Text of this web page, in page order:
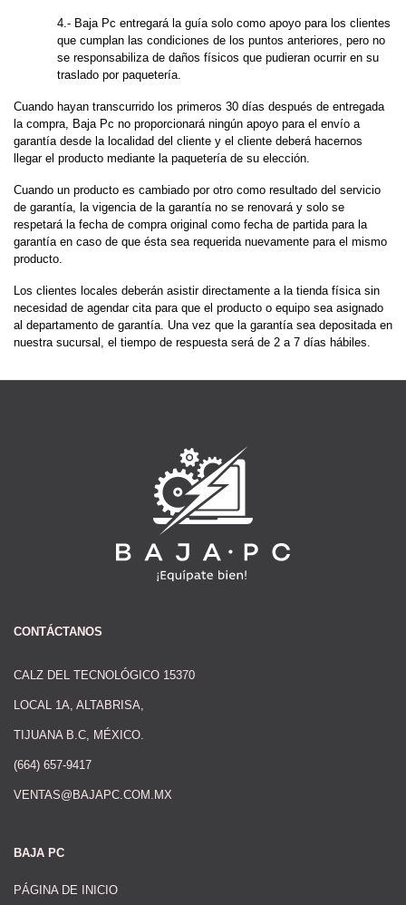
4.- Baja Pc entregará la guía solo como apoyo para los clientes
que cumplan las condiciones de los puntos anteriores, pero no
se responsabiliza de daños físicos que pudieran ocurrir en su
traslado por paquetería.
Cuando hayan transcurrido los primeros 30 días después de entregada
la compra, Baja Pc no proporcionará ningún apoyo para el envío a
garantía desde la localidad del cliente y el cliente deberá hacernos
llegar el producto mediante la paquetería de su elección.
Cuando un producto es cambiado por otro como resultado del servicio
de garantía, la vigencia de la garantía no se renovará y solo se
respetará la fecha de compra original como fecha de partida para la
garantía en caso de que ésta sea requerida nuevamente para el mismo
producto.
Los clientes locales deberán asistir directamente a la tienda física sin
necesidad de agendar cita para que el producto o equipo sea asignado
al departamento de garantía. Una vez que la garantía sea depositada en
nuestra sucursal, el tiempo de respuesta será de 2 a 7 días hábiles.
CONTÁCTANOS
CALZ DEL TECNOLÓGICO 15370
LOCAL 1A, ALTABRISA,
TIJUANA B.C, MÉXICO.
(664) 657-9417
VENTAS@BAJAPC.COM.MX
BAJA PC
PÁGINA DE INICIO